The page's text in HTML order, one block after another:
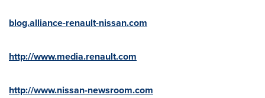
blog.alliance-renault-nissan.com
http://www.media.renault.com
http://www.nissan-newsroom.com